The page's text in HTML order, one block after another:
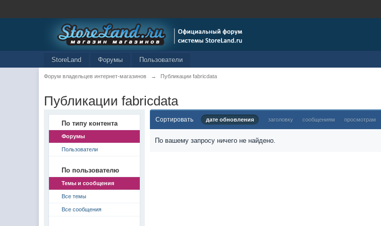
StoreLand Форумы Пользователи
Форум владельцев интернет-магазинов → Публикации fabricdata
Публикации fabricdata
По типу контента
Форумы
Пользователи
По пользователю
Темы и сообщения
Все темы
Все сообщения
Сортировать дате обновления заголовку сообщениям просмотрам
По вашему запросу ничего не найдено.